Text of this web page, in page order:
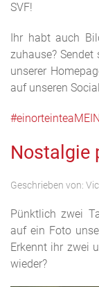
SVF!
Ihr habt auch
zuhause?
unserer
auf unseren
Nostalgie
Geschrieben von:
Pünktlich zwei
auf ein Foto
Erkennt ihr zwei
wieder?